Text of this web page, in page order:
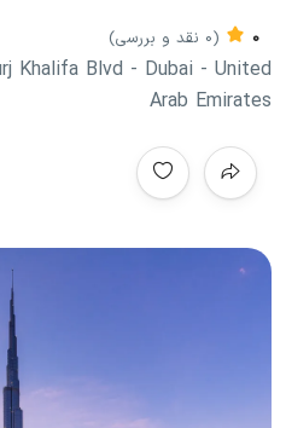
0 (0 نقد و بررسی)
Khalifa Blvd - Dubai - United
Arab Emirates